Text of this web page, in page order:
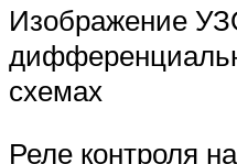
Изображение
схемах
Реле контроля